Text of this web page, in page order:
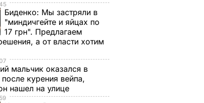
Биденко: Мы застряли в
"миндичгейте и яйцах по
17 грн". Предлагаем
а от власти хотим
мальчик оказался в
курения вейпа,
нашел на улице